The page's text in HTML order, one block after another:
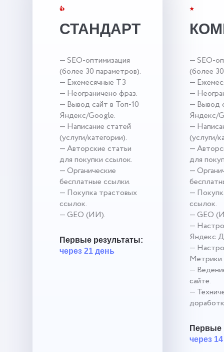
👍
СТАНДАРТ
— SEO-оптимизация
(более 30 параметров).
— Ежемесячные ТЗ
— Неограничено фраз.
— Вывод сайт в Топ-10
Яндекс/Google.
— Написание статей
(услуги/категории).
— Авторские статьи
для покупки ссылок.
— Органические
бесплатные ссылки.
— Покупка трастовых
ссылок.
— GEO (ИИ).
Первые результаты:
через 21 день
★
— SEO-
(более
—
—
— Вывод
Яндекс/
—
(услуги/
—
для
—
—
ссылок.
— GEO
—
Яндекс
—
Метрики.
—
сайте.
—
Первые
через